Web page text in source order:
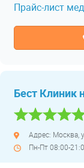
Прайс-лист
Бест Клиник
Адрес: Москва,
Пн-Пт 08:00-